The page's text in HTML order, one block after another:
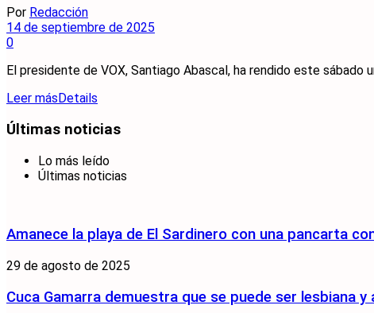
Por Redacción
14 de septiembre de 2025
0
El presidente de VOX, Santiago Abascal, ha rendido este sábado
Leer más Details
Últimas noticias
Lo más leído
Últimas noticias
Amanece la playa de El Sardinero con una pancarta
29 de agosto de 2025
Cuca Gamarra demuestra que se puede ser lesbiana